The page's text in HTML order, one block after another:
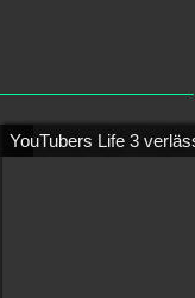
YouTubers Life 3